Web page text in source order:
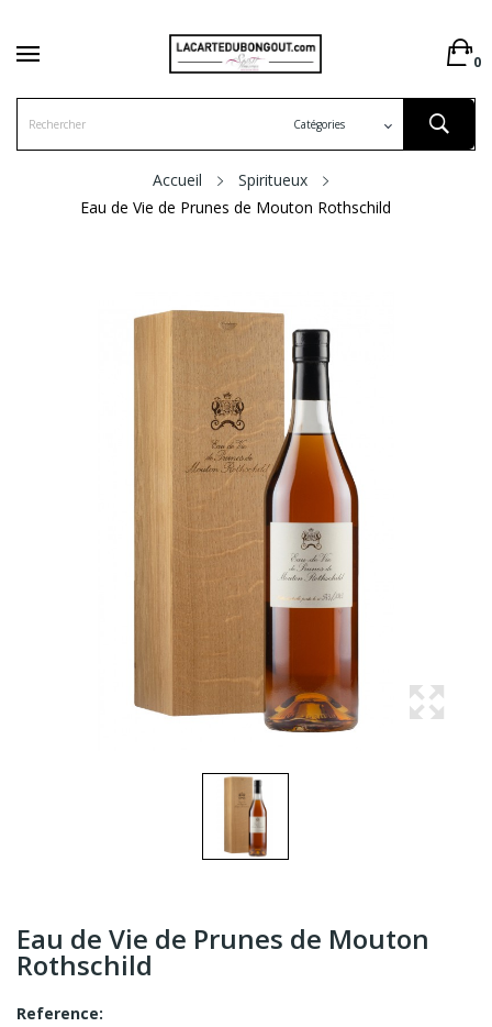
0
Accueil
Spiritueux
Eau de Vie de Prunes de Mouton Rothschild
Eau de Vie de Prunes de Mouton
Rothschild
Reference: